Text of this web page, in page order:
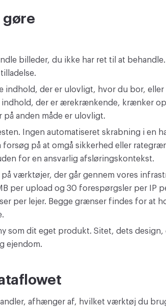
gøre
billeder, du ikke har ret til at
indhold, der er ulovligt, hvor du bor,
indhold, der er ærekrænkende, krænker
på anden måde er ulovligt.
Ingen automatiseret skrabning i en
på at omgå sikkerhed eller
for en ansvarlig afsløringskontekst.
værktøjer, der går gennem vores
per upload og 30 forespørgsler per IP
per lejer. Begge grænser findes for at
som dit eget produkt. Sitet, dets
ejendom.
afhænger af, hvilket værktøj du